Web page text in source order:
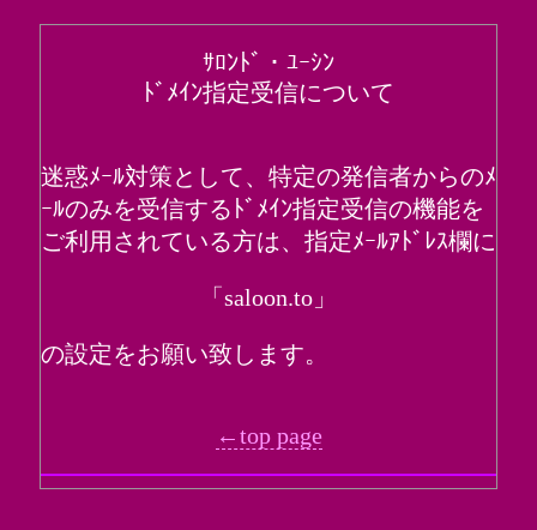
ｻﾛﾝﾄﾞ・ﾕｰｼﾝ
ﾄﾞﾒｲﾝ指定受信について
迷惑ﾒｰﾙ対策として、特定の発信者からのﾒ
ｰﾙのみを受信するﾄﾞﾒｲﾝ指定受信の機能を
ご利用されている方は、指定ﾒｰﾙｱﾄﾞﾚｽ欄に
「saloon.to」
の設定をお願い致します。
←top page